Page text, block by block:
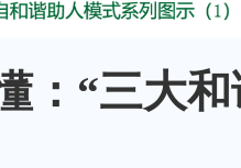
： “三大